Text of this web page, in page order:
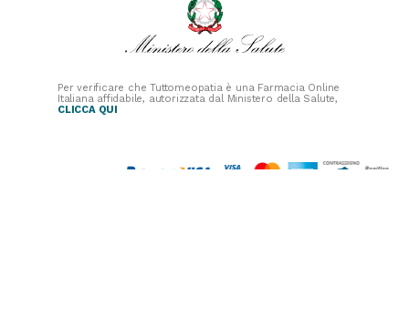
Per verificare che Tuttomeopatia è una Farmacia Online
Italiana affidabile, autorizzata dal Ministero della Salute,
CLICCA QUI